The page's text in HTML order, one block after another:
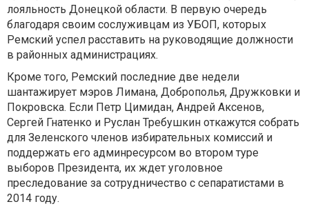
лояльность Донецкой области. В первую очередь
благодаря своим сослуживцам из УБОП, которых
Ремский успел расставить на руководящие должности
в районных администрациях.
Кроме того, Ремский последние две недели
шантажирует мэров Лимана, Доброполья, Дружковки и
Покровска. Если Петр Цимидан, Андрей Аксенов,
Сергей Гнатенко и Руслан Требушкин откажутся собрать
для Зеленского членов избирательных комиссий и
поддержать его админресурсом во втором туре
выборов Президента, их ждет уголовное
преследование за сотрудничество с сепаратистами в
2014 году.